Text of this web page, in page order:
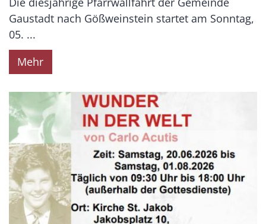
Gaustadt nach Gößweinstein startet am Sonntag,
05. ...
Mehr